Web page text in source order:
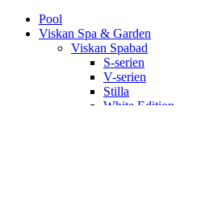
Pool
Viskan Spa & Garden
Viskan Spabad
S-serien
V-serien
Stilla
White Edition